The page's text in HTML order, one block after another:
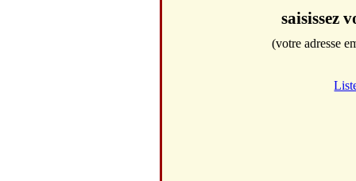
saisissez
(votre adresse